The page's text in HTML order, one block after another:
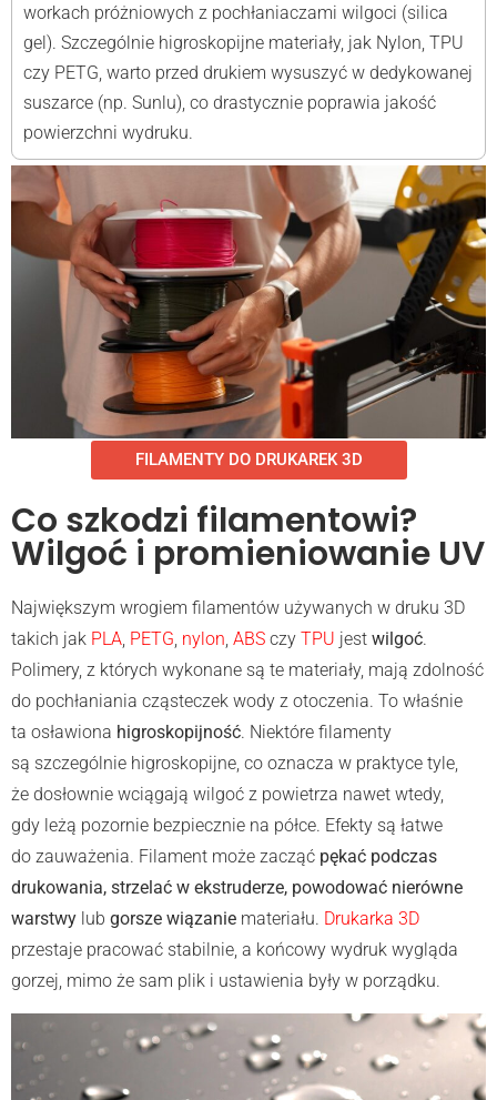
workach próżniowych z pochłaniaczami wilgoci (silica
gel). Szczególnie higroskopijne materiały, jak Nylon, TPU
czy PETG, warto przed drukiem wysuszyć w dedykowanej
suszarce (np. Sunlu), co drastycznie poprawia jakość
powierzchni wydruku.
FILAMENTY DO DRUKAREK 3D
Co szkodzi filamentowi?
Wilgoć i promieniowanie UV
Największym wrogiem filamentów używanych w druku 3D
takich jak PLA, PETG, nylon, ABS czy TPU jest wilgoć.
Polimery, z których wykonane są te materiały, mają zdolność
do pochłaniania cząsteczek wody z otoczenia. To właśnie
ta osławiona higroskopijność. Niektóre filamenty
są szczególnie higroskopijne, co oznacza w praktyce tyle,
że dosłownie wciągają wilgoć z powietrza nawet wtedy,
gdy leżą pozornie bezpiecznie na półce. Efekty są łatwe
do zauważenia. Filament może zacząć pękać podczas
drukowania, strzelać w ekstruderze, powodować nierówne
warstwy lub gorsze wiązanie materiału. Drukarka 3D
przestaje pracować stabilnie, a końcowy wydruk wygląda
gorzej, mimo że sam plik i ustawienia były w porządku.